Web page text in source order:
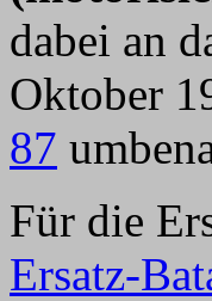
dabei an
Oktober
87
Für die
Ersatz-